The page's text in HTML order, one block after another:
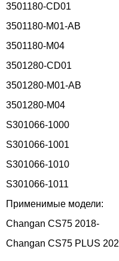
3501180-CD01
3501180-M01-AB
3501180-M04
3501280-CD01
3501280-M01-AB
3501280-M04
S301066-1000
S301066-1001
S301066-1010
S301066-1011
Применимые модели:
Changan CS75 2018-
Changan CS75 PLUS